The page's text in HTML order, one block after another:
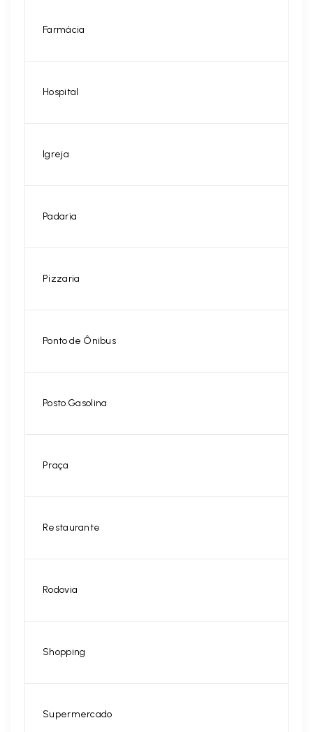
Farmácia
Hospital
Igreja
Padaria
Pizzaria
Ponto de Ônibus
Posto Gasolina
Praça
Restaurante
Rodovia
Shopping
Supermercado